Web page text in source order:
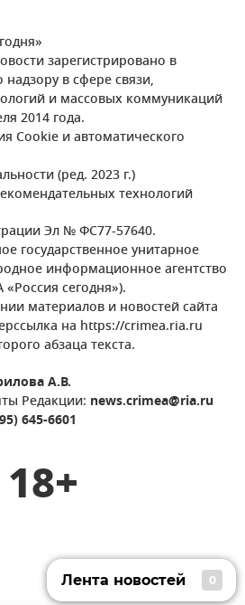
зарегистрировано в
в сфере связи,
и массовых коммуникаций
2014 года.
Cookie и автоматического
(ред. 2023 г.)
технологий
Эл № ФС77-57640.
государственное унитарное
информационное агентство
сегодня»).
материалов и новостей сайта
на https://crimea.ria.ru
абзаца текста.
А.В.
Редакции: news.crimea@ria.ru
645-6601
18+
Лента новостей 0